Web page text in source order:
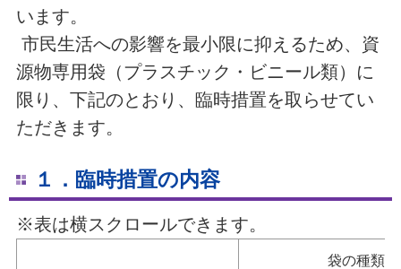
います。
市民生活への影響を最小限に抑えるため、資
源物専用袋（プラスチック・ビニール類）に
限り、下記のとおり、臨時措置を取らせてい
ただきます。
１．臨時措置の内容
※表は横スクロールできます。
袋の種類